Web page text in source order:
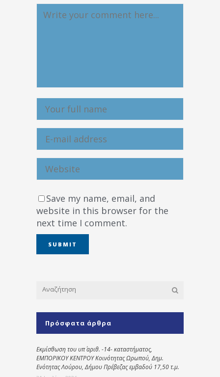
Save my name, email, and
website in this browser for the
next time I comment.
Πρόσφατα άρθρα
Εκμίσθωση του υπ΄ αριθ. -14- καταστήματος,
ΕΜΠΟΡΙΚΟΥ ΚΕΝΤΡΟΥ Κοινότητας Ωρωπού, Δημ.
Ενότητας Λούρου, Δήμου Πρέβεζας εμβαδού 17,50 τ.μ.